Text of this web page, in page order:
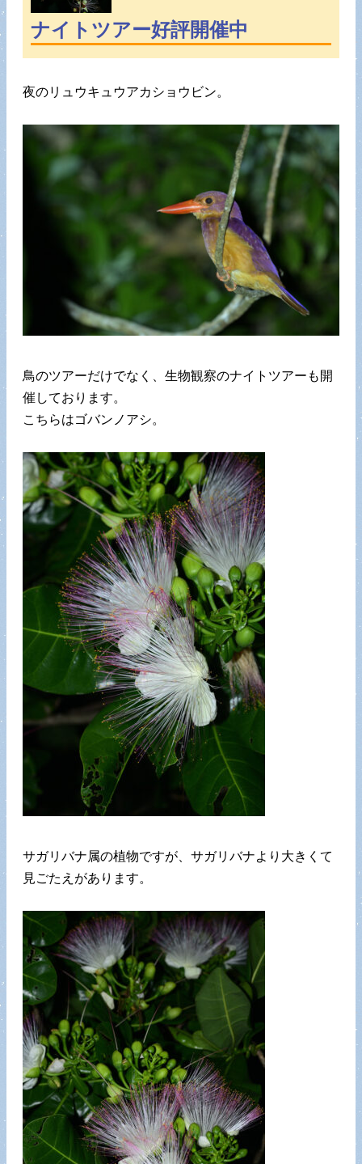
ナイトツアー好評開催中
夜のリュウキュウアカショウビン。
鳥のツアーだけでなく、生物観察のナイトツアーも開
催しております。
こちらはゴバンノアシ。
サガリバナ属の植物ですが、サガリバナより大きくて
見ごたえがあります。